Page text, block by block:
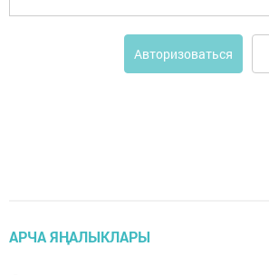
Авторизоваться
АРЧА ЯҢАЛЫКЛАРЫ